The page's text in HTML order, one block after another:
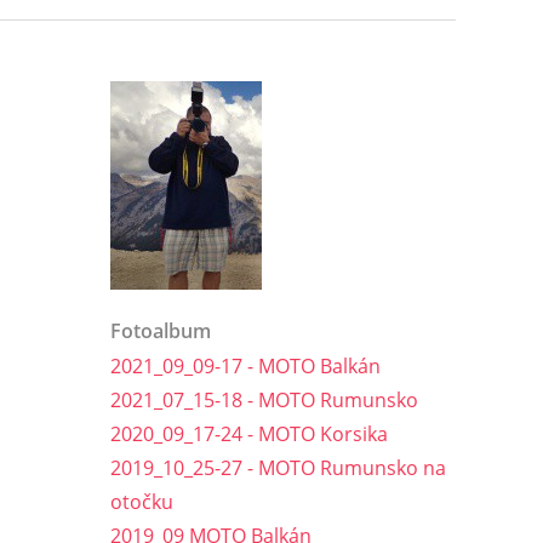
Fotoalbum
2021_09_09-17 - MOTO Balkán
2021_07_15-18 - MOTO Rumunsko
2020_09_17-24 - MOTO Korsika
2019_10_25-27 - MOTO Rumunsko na
otočku
2019_09 MOTO Balkán